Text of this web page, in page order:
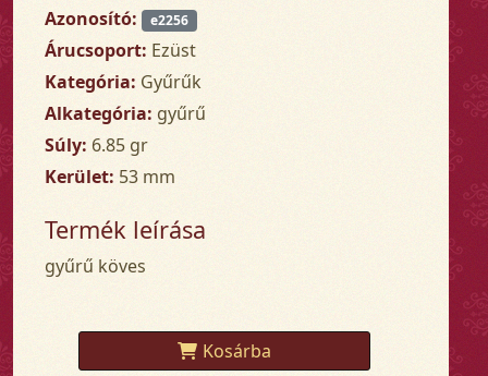
Azonosító: e2256
Árucsoport: Ezüst
Kategória: Gyűrűk
Alkategória: gyűrű
Súly: 6.85 gr
Kerület: 53 mm
Termék leírása
gyűrű köves
Kosárba